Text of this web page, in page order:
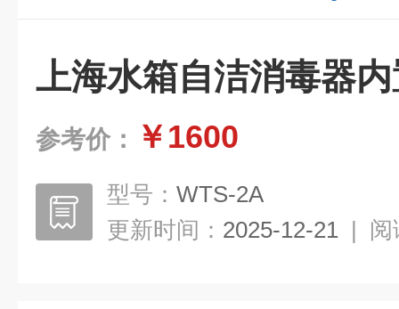
上海水箱自洁消毒器
参考价： ￥1600
型号： WTS-2A
更新时间： 2025-12-21 | 阅